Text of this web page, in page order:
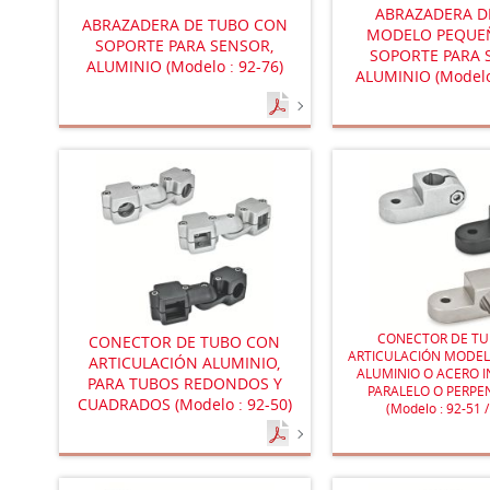
ABRAZADERA DE TUBO CON
SOPORTE PARA SENSOR,
ALUMINIO (Modelo : 92-76)
ABRAZADERA
MODELO
SOPORTE PARA
ALUMINIO
CONECTOR DE TUBO CON
ARTICULACIÓN ALUMINIO,
PARA TUBOS REDONDOS Y
CUADRADOS (Modelo : 92-50)
CONECTOR DE
ARTICULACIÓN
ALUMINIO O ACERO
PARALELO O
(Modelo : 92-51